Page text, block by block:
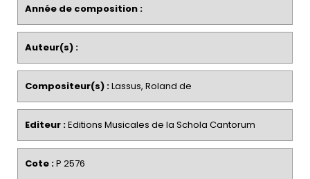
Année de composition :
Auteur(s) :
Compositeur(s) :Lassus, Roland de
Editeur :Editions Musicales de la Schola Cantorum
Cote :P 2576